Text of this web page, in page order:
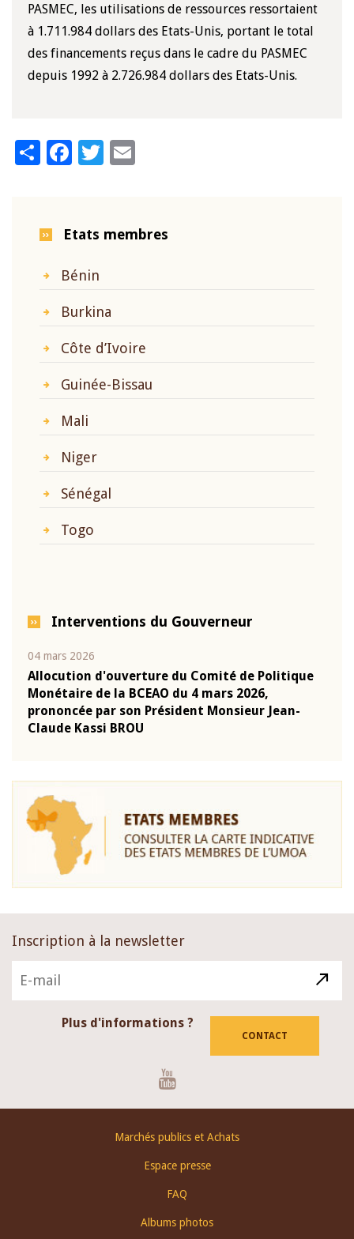
PASMEC, les utilisations de ressources ressortaient
à 1.711.984 dollars des Etats-Unis, portant le total
des financements reçus dans le cadre du PASMEC
depuis 1992 à 2.726.984 dollars des Etats-Unis.
ShareFacebook
Twitter
Etats membres
Bénin
Burkina
Côte d’Ivoire
Guinée-Bissau
Mali
Niger
Sénégal
Togo
Interventions du Gouverneur
04 mars 2026
Allocution d'ouverture du Comité de Politique
Monétaire de la BCEAO du 4 mars 2026,
prononcée par son Président Monsieur Jean-
Claude Kassi BROU
Inscription à la newsletter
Plus d'informations ?
CONTACT
Marchés publics et Achats
Espace presse
FAQ
Albums photos